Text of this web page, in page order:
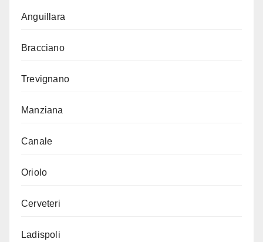
Anguillara
Bracciano
Trevignano
Manziana
Canale
Oriolo
Cerveteri
Ladispoli